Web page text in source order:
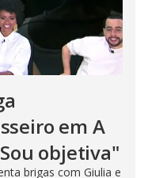
em A
objetiva"
brigas com Giulia e